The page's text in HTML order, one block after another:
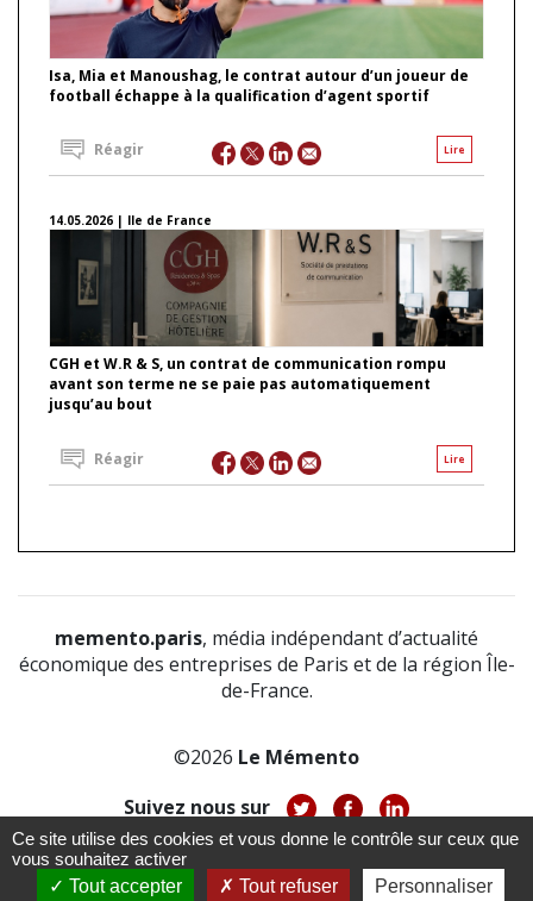
Isa, Mia et Manoushag, le contrat autour d’un joueur de
football échappe à la qualification d’agent sportif
Lire
Réagir
14.05.2026 | Ile de France
CGH et W.R & S, un contrat de communication rompu
avant son terme ne se paie pas automatiquement
jusqu’au bout
Lire
Réagir
memento.paris, média indépendant d’actualité
économique des entreprises de Paris et de la région Île-
de-France.
©2026 Le Mémento
Suivez nous sur
À propos-Notice légale
CGV-CGU
Ce site utilise des cookies et vous donne le contrôle sur ceux que
vous souhaitez activer
Tout accepter
Tout refuser Personnaliser